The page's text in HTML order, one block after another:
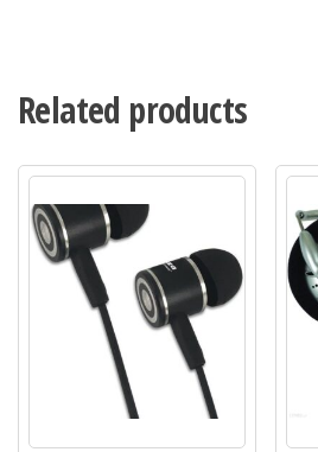
Related products